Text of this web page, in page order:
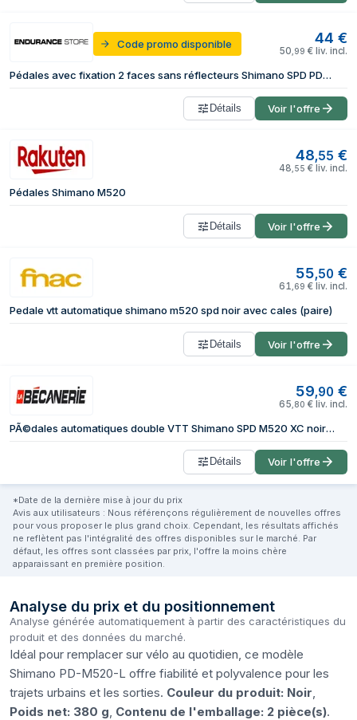
Code promo disponible 44 €
50 99 € liv. incl.
Pédales avec fixation 2 faces sans réflecteurs Shimano SPD PD-M520
Détails Voir l'offre
48,55 €
48 55 € liv. incl.
Pédales Shimano M520
Détails Voir l'offre
55,50 €
61 69 € liv. incl.
Pedale vtt automatique shimano m520 spd noir avec cales (paire)
Détails Voir l'offre
59,90 €
65 80 € liv. incl.
PÃ©dales automatiques double VTT Shimano SPD M520 XC noir (paire)
Détails Voir l'offre
*Date de la dernière mise à jour du prix
Avis aux utilisateurs : Nous référençons régulièrement de nouvelles offres
pour vous proposer le plus grand choix. Cependant, les résultats affichés
ne reflètent pas l'intégralité des offres disponibles sur le marché. Par
défaut, les offres sont classées par prix, l'offre la moins chère
apparaissant en première position.
Analyse du prix et du positionnement
Analyse générée automatiquement à partir des caractéristiques du
produit et des données du marché.
Idéal pour remplacer sur vélo au quotidien, ce modèle
Shimano PD-M520-L offre fiabilité et polyvalence pour les
trajets urbains et les sorties. Couleur du produit: Noir
Poids net: 380 g Contenu de l'emballage: 2 pièce(s).